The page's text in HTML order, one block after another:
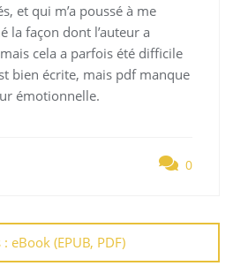
et qui m’a poussé à me
la façon dont l’auteur a
cela a parfois été difficile
bien écrite, mais pdf manque
émotionnelle.
0
eBook (EPUB, PDF)